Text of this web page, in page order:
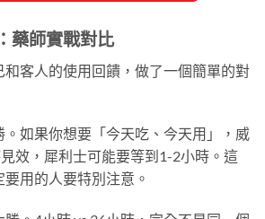
藥師實戰對比
客人的使用回饋，做了一個簡單的對
。如果你想要「今天吃、今天用」，威
效，犀利士可能要等到1-2小時。這
用的人要特別注意。